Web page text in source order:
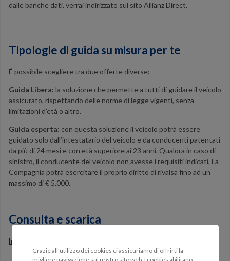
dalle banche dati, verrai indirizzato sul sito Allianz Direct.
Tipologie di guida su misura per te
É possibile scegliere tra due offerte diverse:
Guida Libera: la soluzione che permette a tutti di guidare il veicolo
assicurato, rispettando delle norme di legge vigenti, senza
limitazioni d’età o altro.
Guida esperta: con questa soluzione il veicolo potrà essere
guidato solo dall’intestatario del veicolo e da conducenti patentati
da più di 24 mesi e con età superiore ai 23 anni. Qualora in caso di
sinistro, il conducente del veicolo non avesse i requisiti indicati, La
Compagnia potrà esercitare il proprio diritto di rivalsa fino ad un
massimo di € 5.000.
Consulta e scarica
Informazioni per il calcolo del preventivo Auto
Grazie all’utilizzo dei cookies ci assicuriamo di offrirti la
migliore navigazione sul nostro sito web. I cookies abilitano